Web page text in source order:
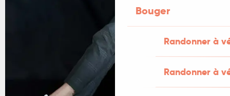
Bouger
Randonner à
Randonner à